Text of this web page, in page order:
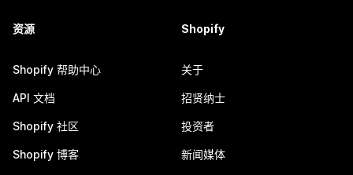
资源
Shopify 帮助中心
API 文档
Shopify 社区
Shopify 博客
Shopify
关于
招贤纳士
投资者
新闻媒体